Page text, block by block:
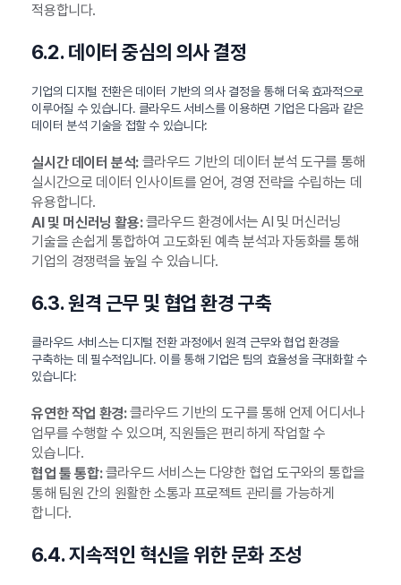
적용합니다.
6.2. 데이터 중심의 의사 결정
기업의 디지털 전환은 데이터 기반의 의사 결정을 통해 더욱 효과적으로
이루어질 수 있습니다. 클라우드 서비스를 이용하면 기업은 다음과 같은
데이터 분석 기술을 접할 수 있습니다:
실시간 데이터 분석:클라우드 기반의 데이터 분석 도구를 통해
실시간으로 데이터 인사이트를 얻어, 경영 전략을 수립하는 데
유용합니다.
AI 및 머신러닝 활용:클라우드 환경에서는 AI 및 머신러닝
기술을 손쉽게 통합하여 고도화된 예측 분석과 자동화를 통해
기업의 경쟁력을 높일 수 있습니다.
6.3. 원격 근무 및 협업 환경 구축
클라우드 서비스는 디지털 전환 과정에서 원격 근무와 협업 환경을
구축하는 데 필수적입니다. 이를 통해 기업은 팀의 효율성을 극대화할 수
있습니다:
유연한 작업 환경:클라우드 기반의 도구를 통해 언제 어디서나
업무를 수행할 수 있으며, 직원들은 편리하게 작업할 수
있습니다.
협업 툴 통합:클라우드 서비스는 다양한 협업 도구와의 통합을
통해 팀원 간의 원활한 소통과 프로젝트 관리를 가능하게
합니다.
6.4. 지속적인 혁신을 위한 문화 조성